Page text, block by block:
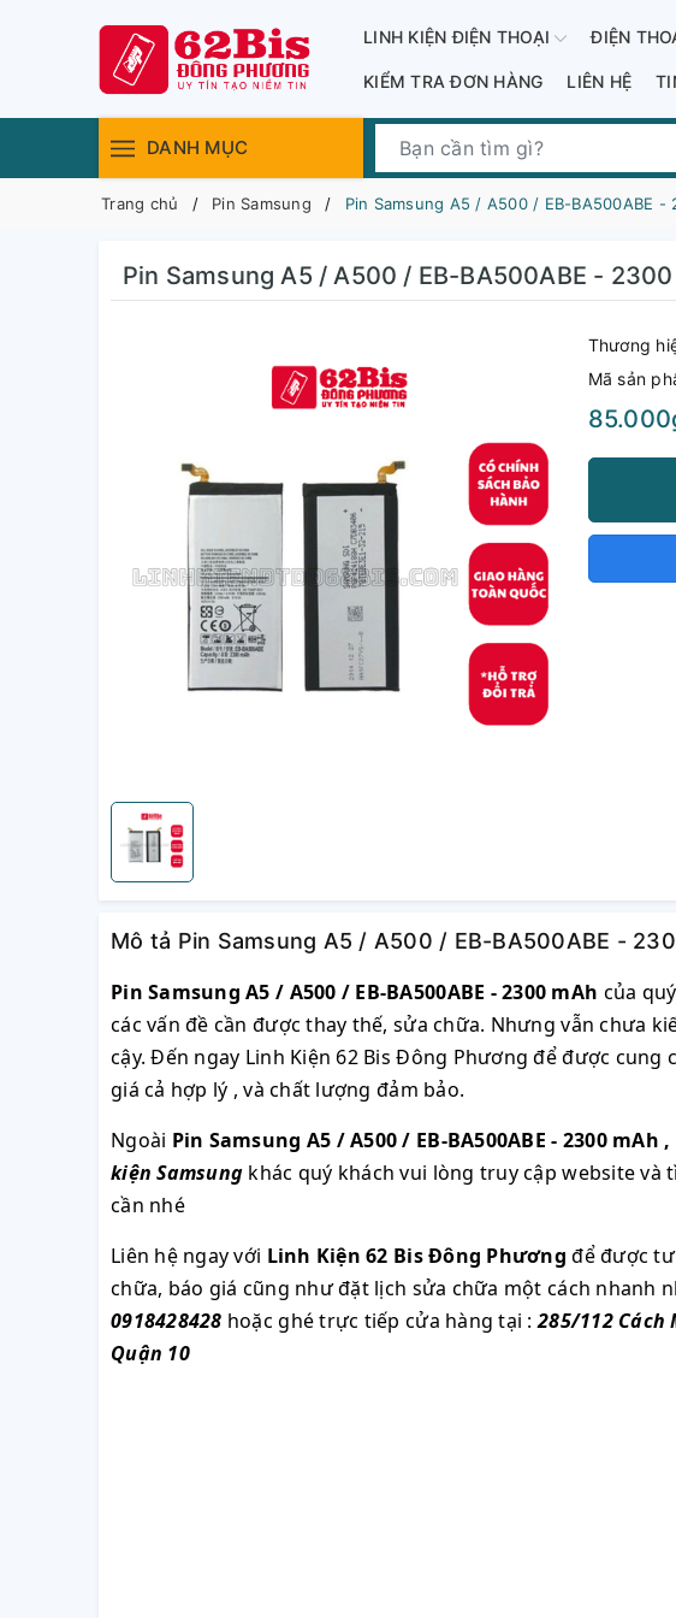
LINH KIỆN ĐIỆN THOẠI ĐIỆN
KIỂM TRA ĐƠN HÀNG LIÊN HỆ
DANH MỤC
Trang chủ Pin Samsung Pin Samsung A5 / A500 / EB-BA500ABE -
Pin Samsung A5 / A500 / EB-BA500ABE -
Thương
Mã sản
Mô tả Pin Samsung A5 / A500 / EB-BA500ABE -
Pin Samsung A5 / A500 / EB-BA500ABE - 2300 mAh của
các vấn đề cần được thay thế, sửa chữa. Nhưng vẫn chưa
cậy. Đến ngay Linh Kiện 62 Bis Đông Phương để được cung
giá cả hợp lý , và chất lượng đảm bảo.
Ngoài Pin Samsung A5 / A500 / EB-BA500ABE - 2300 mAh ,
kiện Samsung khác quý khách vui lòng truy cập website và
cần nhé
Liên hệ ngay với Linh Kiện 62 Bis Đông Phương để được tư
chữa, báo giá cũng như đặt lịch sửa chữa một cách nhanh
0918428428 hoặc ghé trực tiếp cửa hàng tại :285/112 Cách
Quận 10